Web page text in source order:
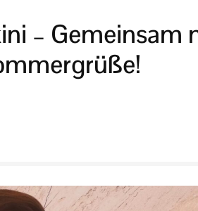
– Gemeinsam